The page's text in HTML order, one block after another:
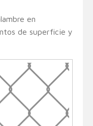
en
de superficie y